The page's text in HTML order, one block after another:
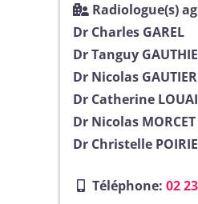
Radiologue(s)
Dr Charles GAREL
Dr Tanguy
Dr Nicolas GAUTIER
Dr Catherine
Dr Nicolas MORCET
Dr Christelle
Téléphone: 02